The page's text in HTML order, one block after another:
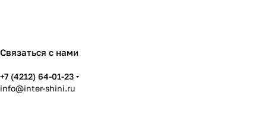
Связаться с нами
+7 (4212) 64-01-23
info@inter-shini.ru